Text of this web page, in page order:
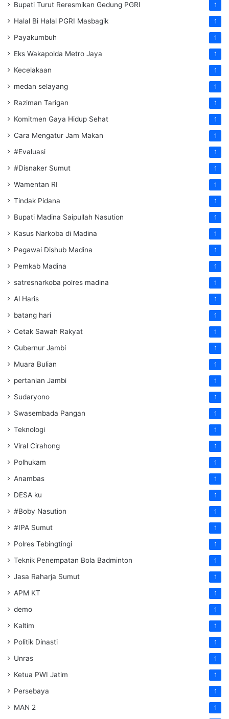
Bupati Turut Reresmikan Gedung PGRI 1
Halal Bi Halal PGRI Masbagik 1
Payakumbuh 1
Eks Wakapolda Metro Jaya 1
Kecelakaan 1
medan selayang 1
Raziman Tarigan 1
Komitmen Gaya Hidup Sehat 1
Cara Mengatur Jam Makan 1
#Evaluasi 1
#Disnaker Sumut 1
Wamentan RI 1
Tindak Pidana 1
Bupati Madina Saipullah Nasution 1
Kasus Narkoba di Madina 1
Pegawai Dishub Madina 1
Pemkab Madina 1
satresnarkoba polres madina 1
Al Haris 1
batang hari 1
Cetak Sawah Rakyat 1
Gubernur Jambi 1
Muara Bulian 1
pertanian Jambi 1
Sudaryono 1
Swasembada Pangan 1
Teknologi 1
Viral Cirahong 1
Polhukam 1
Anambas 1
DESA ku 1
#Boby Nasution 1
#IPA Sumut 1
Polres Tebingtingi 1
Teknik Penempatan Bola Badminton 1
Jasa Raharja Sumut 1
APM KT 1
demo 1
Kaltim 1
Politik Dinasti 1
Unras 1
Ketua PWI Jatim 1
Persebaya 1
MAN 2 1